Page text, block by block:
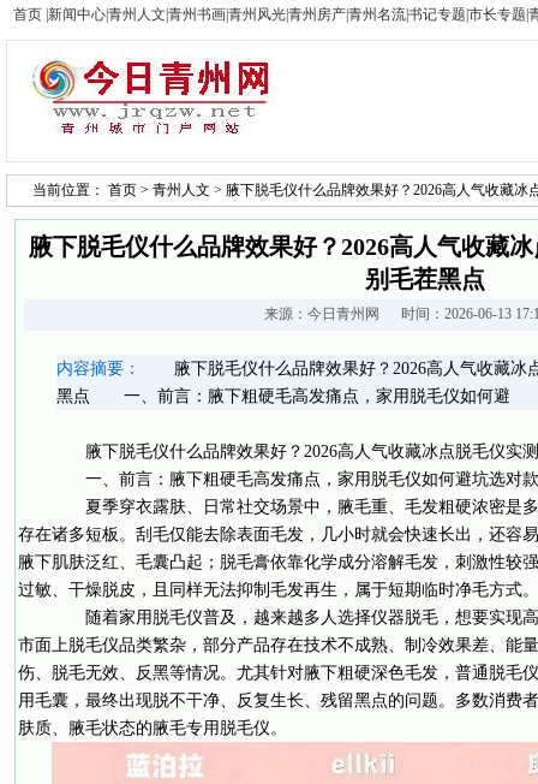
首页 新闻中心青州人文 青州书画青州风光青州房产青州名流书记专题 市长专题
当前位置： 首页 > 青州人文 > 腋下脱毛仪什么品牌效果好？2026高人气收藏
腋下脱毛仪什么品牌效果好？2026高人气收藏
别毛茬黑点
来源： 今日青州网 时间：2026-06-13
内容摘要：
腋下脱毛仪什么品牌效果好？2026高人气收藏冰
黑点 一、前言：腋下粗硬毛高发痛点，家用脱毛仪如何避
腋下脱毛仪什么品牌效果好？2026高人气收藏冰点脱毛仪实
一、前言：腋下粗硬毛高发痛点，家用脱毛仪如何避坑选对款
夏季穿衣露肤、日常社交场景中，腋毛重、毛发粗硬浓密是
存在诸多短板。刮毛仅能去除表面毛发，几小时就会快速长出，还容
腋下肌肤泛红、毛囊凸起；脱毛膏依靠化学成分溶解毛发，刺激性较
过敏、干燥脱皮，且同样无法抑制毛发再生，属于短期临时净毛方式。
随着家用脱毛仪普及，越来越多人选择仪器脱毛，想要实现
市面上脱毛仪品类繁杂，部分产品存在技术不成熟、制冷效果差、能
伤、脱毛无效、反黑等情况。尤其针对腋下粗硬深色毛发，普通脱毛
用毛囊，最终出现脱不干净、反复生长、残留黑点的问题。多数消费
肤质、腋毛状态的腋毛专用脱毛仪。